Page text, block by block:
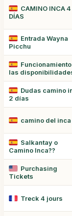
CAMINO INCA 4
DÍAS
Entrada Wayna
Picchu
las
Dudas camino
2 días
camino del inca
Salkantay o
Camino Inca??
Purchasing
Tickets
Treck 4 jours